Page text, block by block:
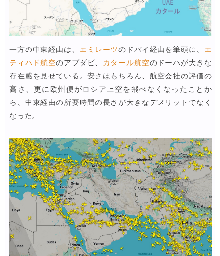
07/22 JTB) 海外ツアー(20代) 最大28,000円OFFクーポン
07/22 JTB) 海外ツアー(10代) 最大28,000円OFFクーポン
07/21 エアトリ) 航空券+ホテル 最大30,000円OFFクーポン
07/21 エアトリ) 海外航空券 最大10,000円OFFクーポン
一方の中東経由は、 エミレーツのドバイ経由を筆頭に、 エ
ティハド航空のアブダビ、 カタール航空のドーハが大きな
存在感を見せている。安さはもちろん、航空会社の評価の
高さ、更に欧州便がロシア上空を飛べなくなったことか
ら、中東経由の所要時間の長さが大きなデメリットでなく
なった。